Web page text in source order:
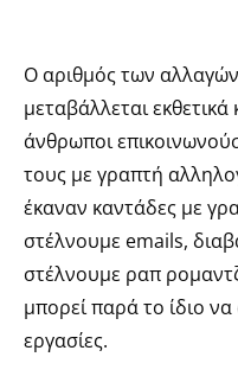
Ο αριθμός των
μεταβάλλεται εκθετικά
άνθρωποι
τους με γραπτή
έκαναν καντάδες με
στέλνουμε emails,
στέλνουμε ραπ
μπορεί παρά το ίδιο να
εργασίες.